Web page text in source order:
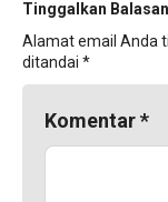
Tinggalkan Balasan
Alamat email Anda
ditandai *
Komentar*